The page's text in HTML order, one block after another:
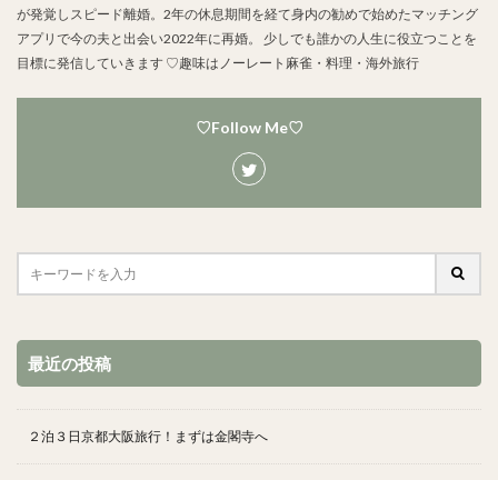
が発覚しスピード離婚。2年の休息期間を経て身内の勧めで始めたマッチング
アプリで今の夫と出会い2022年に再婚。 少しでも誰かの人生に役立つことを
目標に発信していきます ♡趣味はノーレート麻雀・料理・海外旅行
♡Follow Me♡
最近の投稿
２泊３日京都大阪旅行！まずは金閣寺へ